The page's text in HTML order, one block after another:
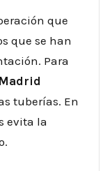
que
que se han
Para
tuberías. En
evita la